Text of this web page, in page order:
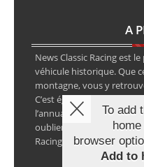
A
News Classic Racing est
véhicule historique. Que
montagne, vous y
C’est également le
l’annuaire des
oublier les petites
Racing Annonces.
To add
browser
Add to